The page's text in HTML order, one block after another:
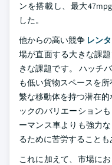
ンを搭載し、最大
した。
他からの高い競争 レン
場が直面する大きな課
きな課題です。 ハッチ
も低い貨物スペースを
繁な移動体を持つ潜在
ックのバリエーション
ーマンス車よりも強力
るために苦労することも
これに加えて、市場に